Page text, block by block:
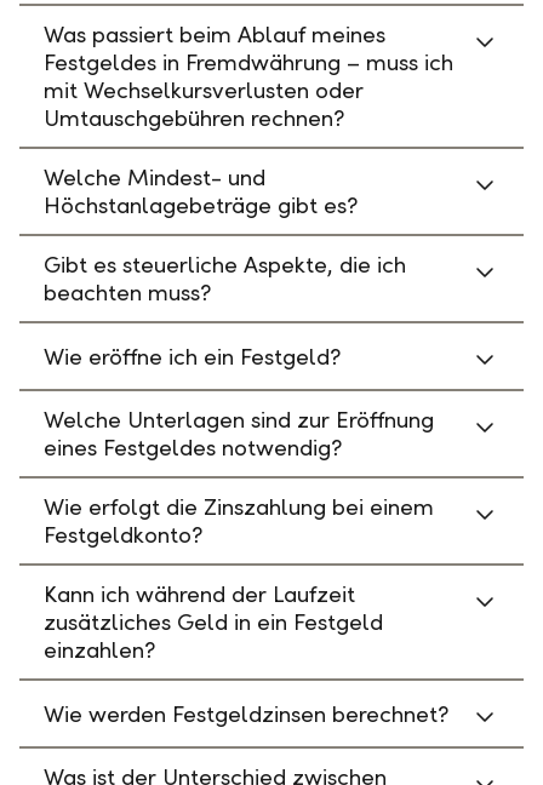
Was passiert beim Ablauf meines
Festgeldes in Fremdwährung – muss ich
mit Wechselkursverlusten oder
Umtauschgebühren rechnen?
Welche Mindest- und
Höchstanlagebeträge gibt es?
Gibt es steuerliche Aspekte, die ich
beachten muss?
Wie eröffne ich ein Festgeld?
Welche Unterlagen sind zur Eröffnung
eines Festgeldes notwendig?
Wie erfolgt die Zinszahlung bei einem
Festgeldkonto?
Kann ich während der Laufzeit
zusätzliches Geld in ein Festgeld
einzahlen?
Wie werden Festgeldzinsen berechnet?
Was ist der Unterschied zwischen